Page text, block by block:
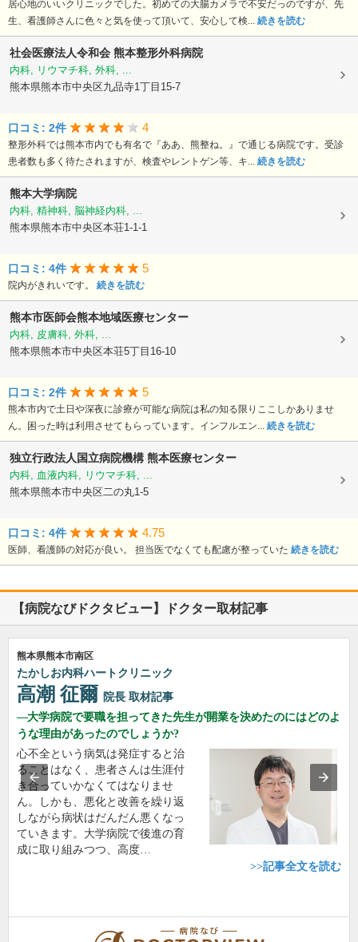
居心地のいいクリニックでした。初めての大腸カメラで不安だっのですが、先
生、看護師さんに色々と気を使って頂いて、安心して検... 続きを読む
社会医療法人令和会 熊本整形外科病院
内科, リウマチ科, 外科, ...
熊本県熊本市中央区九品寺1丁目15-7
口コミ: 2件 4
整形外科では熊本市内でも有名で『ああ、熊整ね。』で通じる病院です。受診
患者数も多く待たされますが、検査やレントゲン等、キ... 続きを読む
熊本大学病院
内科, 精神科, 脳神経内科, ...
熊本県熊本市中央区本荘1-1-1
口コミ: 4件 5
院内がきれいです。 続きを読む
熊本市医師会熊本地域医療センター
内科, 皮膚科, 外科, ...
熊本県熊本市中央区本荘5丁目16-10
口コミ: 2件 5
熊本市内で土日や深夜に診療が可能な病院は私の知る限りここしかありませ
ん。困った時は利用させてもらっています。インフルエン... 続きを読む
独立行政法人国立病院機構熊本医療センター
内科, 血液内科, リウマチ科, ...
熊本県熊本市中央区二の丸1-5
口コミ: 4件 4.75
医師、看護師の対応が良い。 担当医でなくても配慮が整っていた 続きを読む
【病院なびドクタビュー】ドクター取材記事
熊本県熊本市南区
たかしお内科ハートクリニック
高潮 征爾 院長 取材記事
大学病院で要職を担ってきた先生が開業を決めたのにはどのよ
うな理由があったのでしょうか?
心不全という病気は発症すると治
ることはなく、患者さんは生涯付
き合っていかなくてはなりませ
ん。しかも、悪化と改善を繰り返
しながら病状はだんだん悪くなっ
ていきます。大学病院で後進の育
成に取り組みつつ、高度…
>>記事全文を読む